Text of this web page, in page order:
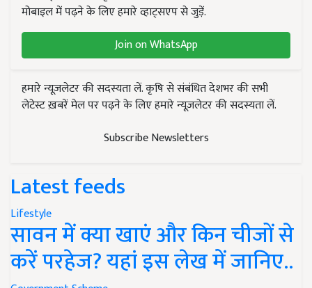
मोबाइल में पढ़ने के लिए हमारे व्हाट्सएप से जुड़ें.
Join on WhatsApp
हमारे न्यूज़लेटर की सदस्यता लें. कृषि से संबंधित देशभर की सभी
लेटेस्ट ख़बरें मेल पर पढ़ने के लिए हमारे न्यूज़लेटर की सदस्यता लें.
Subscribe Newsletters
Latest feeds
Lifestyle
सावन में क्या खाएं और किन चीजों से
करें परहेज? यहां इस लेख में जानिए..